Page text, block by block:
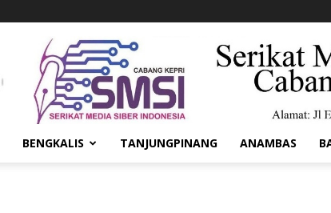
BENGKALIS TANJUNGPINANG ANAMBAS